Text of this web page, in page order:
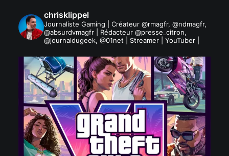
chrisklippel
Journaliste Gaming | Créateur @rmagfr, @ndmagfr,
@absurdvmagfr | Rédacteur @presse_citron,
@journaldugeek, @01net | Streamer | YouTuber |